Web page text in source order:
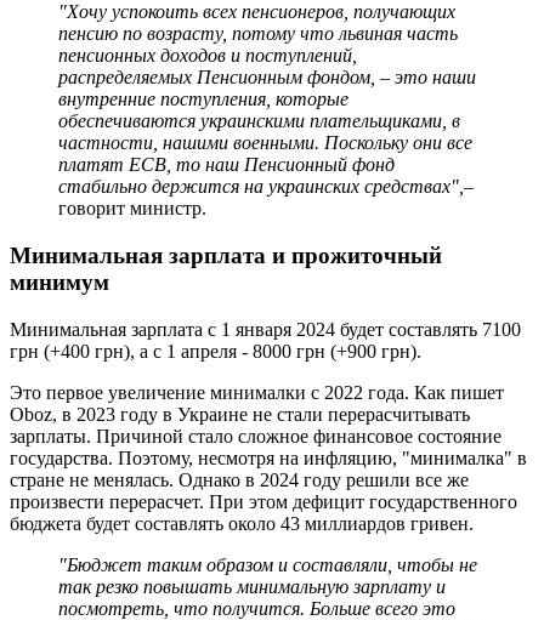
"Хочу успокоить всех пенсионеров, получающих
пенсию по возрасту, потому что львиная часть
пенсионных доходов и поступлений,
распределяемых Пенсионным фондом, – это наши
внутренние поступления, которые
обеспечиваются украинскими плательщиками, в
частности, нашими военными. Поскольку они все
платят ЕСВ, то наш Пенсионный фонд
стабильно держится на украинских средствах",–
говорит министр.
Минимальная зарплата и прожиточный
минимум
Минимальная зарплата с 1 января 2024 будет составлять 7100
грн (+400 грн), а с 1 апреля - 8000 грн (+900 грн).
Это первое увеличение минималки с 2022 года. Как пишет
Oboz, в 2023 году в Украине не стали перерасчитывать
зарплаты. Причиной стало сложное финансовое состояние
государства. Поэтому, несмотря на инфляцию, "минималка" в
стране не менялась. Однако в 2024 году решили все же
произвести перерасчет. При этом дефицит государственного
бюджета будет составлять около 43 миллиардов гривен.
"Бюджет таким образом и составляли, чтобы не
так резко повышать минимальную зарплату и
посмотреть, что получится. Больше всего это